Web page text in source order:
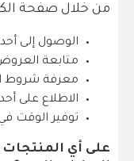
من خلال صفحة
الوصول إلى
متابعة
معرفة شروط
الاطلاع على
توفير الوقت
على أي